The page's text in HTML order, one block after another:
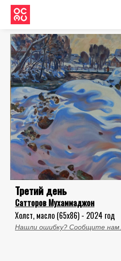
Третий день
Сатторов Мухаммаджон
Холст, масло (65x86) - 2024 год
Нашли ошибку? Сообщите нам.